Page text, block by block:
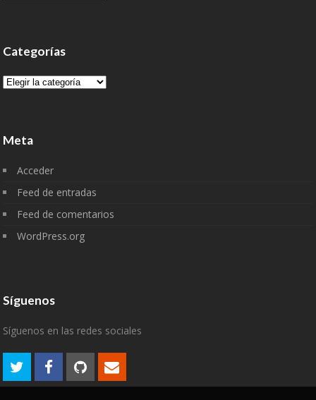
Categorías
Categorías
Meta
Acceder
Feed de entradas
Feed de comentarios
WordPress.org
Síguenos
Síguenos en las redes sociales